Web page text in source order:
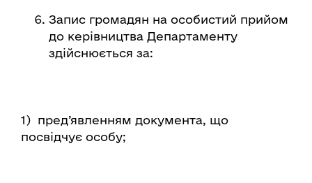
Запис громадян на особистий прийом
до керівництва Департаменту
здійснюється за:
1) пред’явленням документа, що
посвідчує особу;